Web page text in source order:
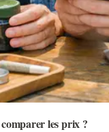
les prix ?